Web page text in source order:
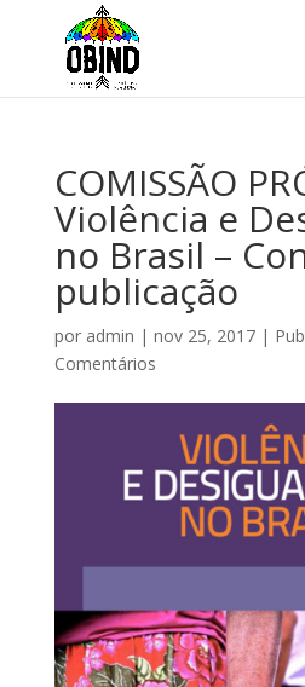
COMISSÃO
Violência e
no Brasil –
publicação
por admin | nov 25, 2017|
Comentários